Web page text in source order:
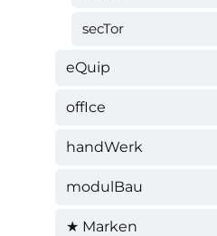
secTor
eQuip
offIce
handWerk
modulBau
★ Marken